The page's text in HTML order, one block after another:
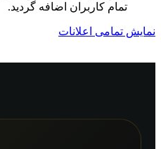
تمام کاربران اضافه گردید.
نمایش تمامی اعلانات